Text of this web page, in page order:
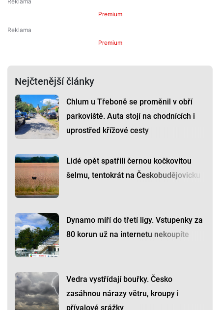
Premium
Premium
Nejčtenější články
Chlum u Třeboně se proměnil v obří
parkoviště. Auta stojí na chodnících i
uprostřed křížové cesty
Lidé opět spatřili černou kočkovitou
šelmu, tentokrát na Českobudějovicku
Dynamo míří do třetí ligy. Vstupenky za
80 korun už na internetu nekoupíte
Vedra vystřídají bouřky. Česko
zasáhnou nárazy větru, kroupy i
přívalové srážky